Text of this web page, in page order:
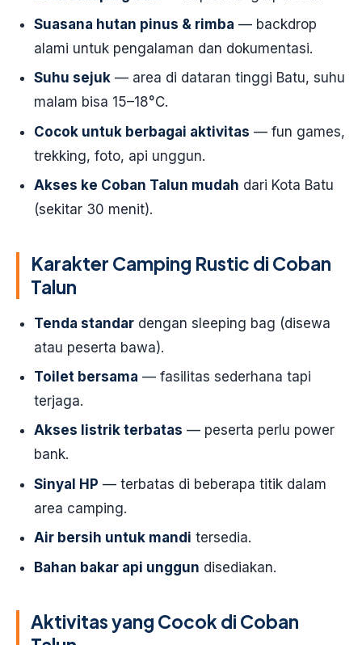
Suasana hutan pinus & rimba — backdrop
alami untuk pengalaman dan dokumentasi.
Suhu sejuk — area di dataran tinggi Batu, suhu
malam bisa 15–18°C.
Cocok untuk berbagai aktivitas — fun games,
trekking, foto, api unggun.
Akses ke Coban Talun mudah dari Kota Batu
(sekitar 30 menit).
Karakter Camping Rustic di Coban
Talun
Tenda standar dengan sleeping bag (disewa
atau peserta bawa).
Toilet bersama — fasilitas sederhana tapi
terjaga.
Akses listrik terbatas — peserta perlu power
bank.
Sinyal HP — terbatas di beberapa titik dalam
area camping.
Air bersih untuk mandi tersedia.
Bahan bakar api unggun disediakan.
Aktivitas yang Cocok di Coban